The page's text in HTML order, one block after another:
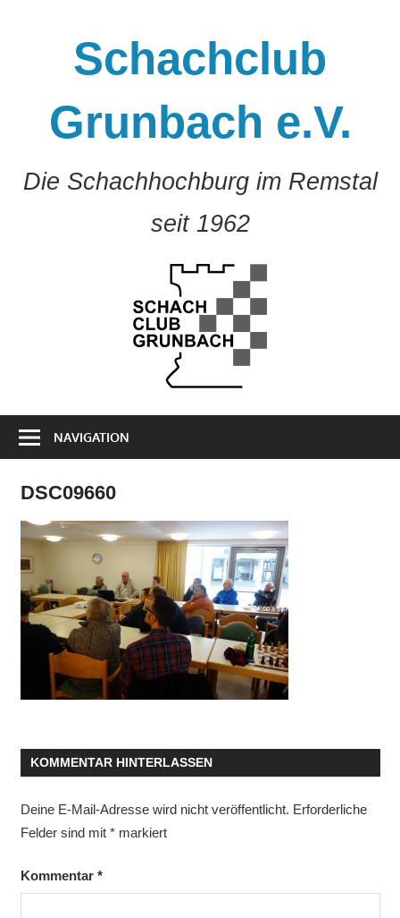
Schachclub
Grunbach e.V.
Die Schachhochburg im Remstal
seit 1962
NAVIGATION
DSC09660
KOMMENTAR HINTERLASSEN
Deine E-Mail-Adresse wird nicht veröffentlicht. Erforderliche
Felder sind mit *markiert
Kommentar *